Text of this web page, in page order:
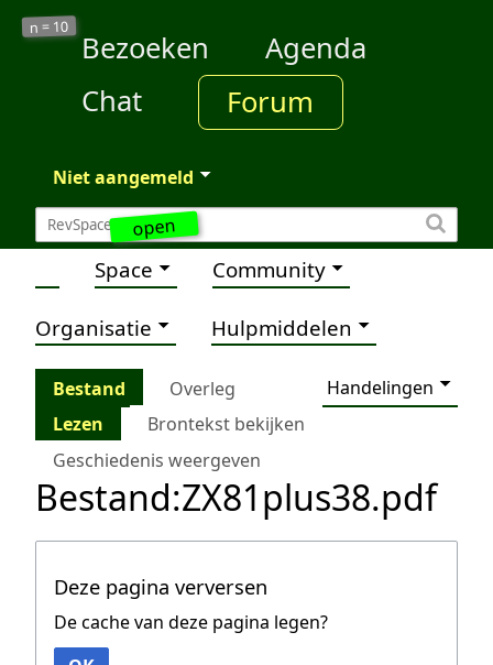
open
n = 10
Bezoeken
Agenda
Chat
Forum
Niet aangemeld
Space Community
Organisatie Hulpmiddelen
Bestand Overleg
Handelingen
Lezen
Brontekst bekijken
Geschiedenis weergeven
Bestand:ZX81plus38.pdf
Deze pagina verversen
De cache van deze pagina legen?